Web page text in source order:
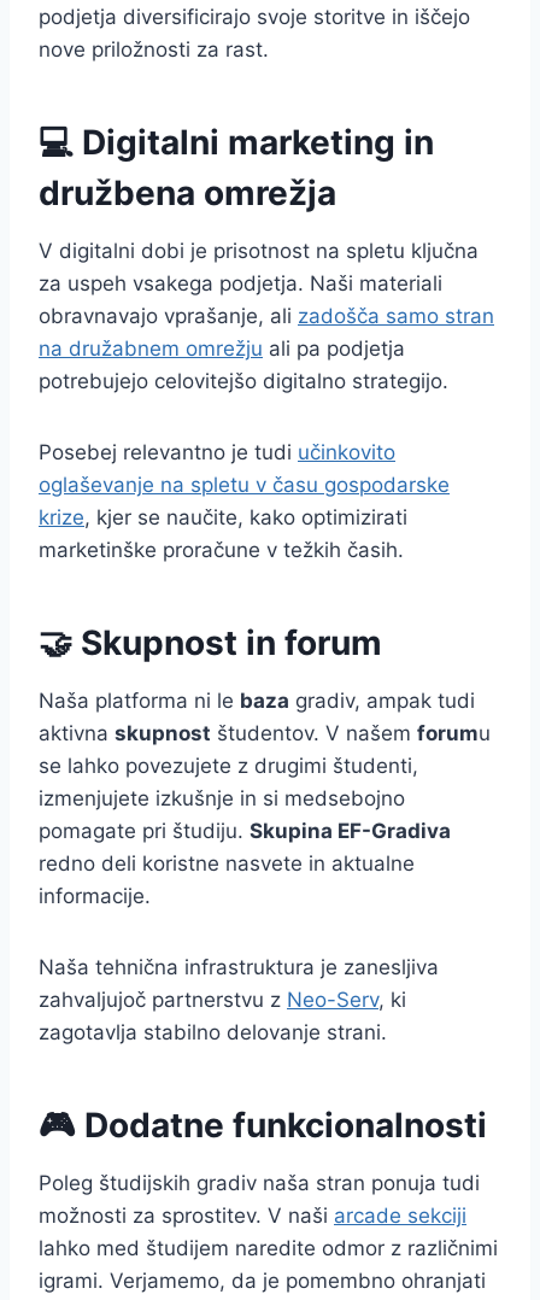
podjetja diversificirajo svoje storitve in iščejo
nove priložnosti za rast.
💻 Digitalni marketing in
družbena omrežja
V digitalni dobi je prisotnost na spletu ključna
za uspeh vsakega podjetja. Naši materiali
obravnavajo vprašanje, ali zadošča samo stran
na družabnem omrežju ali pa podjetja
potrebujejo celovitejšo digitalno strategijo.
Posebej relevantno je tudi učinkovito
oglaševanje na spletu v času gospodarske
krize, kjer se naučite, kako optimizirati
marketinške proračune v težkih časih.
🤝 Skupnost in forum
Naša platforma ni le baza gradiv, ampak tudi
aktivna skupnost študentov. V našem forumu
se lahko povezujete z drugimi študenti,
izmenjujete izkušnje in si medsebojno
pomagate pri študiju. Skupina EF-Gradiva
redno deli koristne nasvete in aktualne
informacije.
Naša tehnična infrastruktura je zanesljiva
zahvaljujoč partnerstvu z Neo-Serv, ki
zagotavlja stabilno delovanje strani.
🎮 Dodatne funkcionalnosti
Poleg študijskih gradiv naša stran ponuja tudi
možnosti za sprostitev. V naši arcade sekciji
lahko med študijem naredite odmor z različnimi
igrami. Verjamemo, da je pomembno ohranjati